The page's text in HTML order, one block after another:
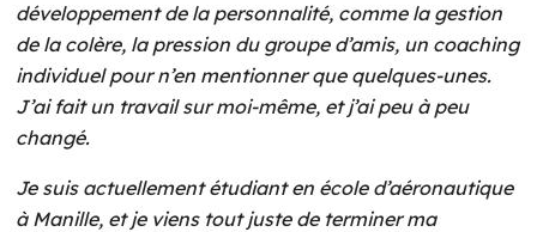
développement de la personnalité, comme la gestion
de la colère, la pression du groupe d’amis, un coaching
individuel pour n’en mentionner que quelques-unes.
J’ai fait un travail sur moi-même, et j’ai peu à peu
changé.
Je suis actuellement étudiant en école d’aéronautique
à Manille, et je viens tout juste de terminer ma